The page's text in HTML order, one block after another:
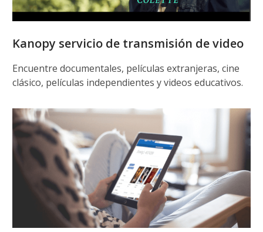
Kanopy servicio de transmisión de video
Encuentre documentales, películas extranjeras, cine
clásico, películas independientes y videos educativos.